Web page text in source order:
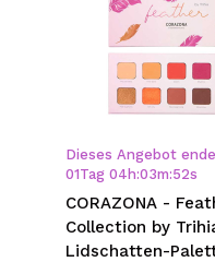
Dieses Angebot
01Tag 04 h:03m:51s
CORAZONA -
Collection by
Lidschatten-